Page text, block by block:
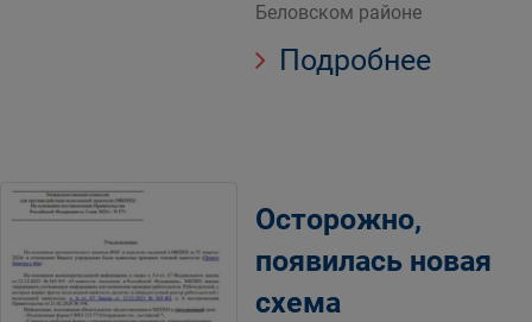
Беловском районе
Подробнее
Осторожно,
появилась новая
схема